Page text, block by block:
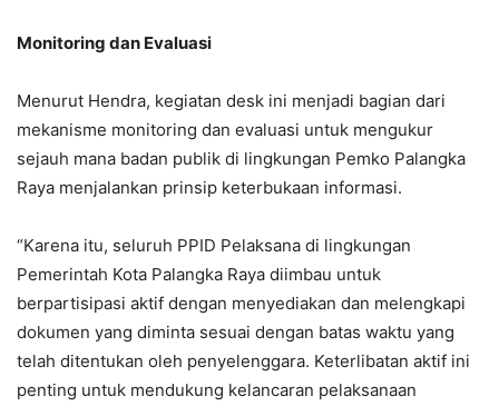
Monitoring dan Evaluasi
Menurut Hendra, kegiatan desk ini menjadi bagian dari
mekanisme monitoring dan evaluasi untuk mengukur
sejauh mana badan publik di lingkungan Pemko Palangka
Raya menjalankan prinsip keterbukaan informasi.
“Karena itu, seluruh PPID Pelaksana di lingkungan
Pemerintah Kota Palangka Raya diimbau untuk
berpartisipasi aktif dengan menyediakan dan melengkapi
dokumen yang diminta sesuai dengan batas waktu yang
telah ditentukan oleh penyelenggara. Keterlibatan aktif ini
penting untuk mendukung kelancaran pelaksanaan